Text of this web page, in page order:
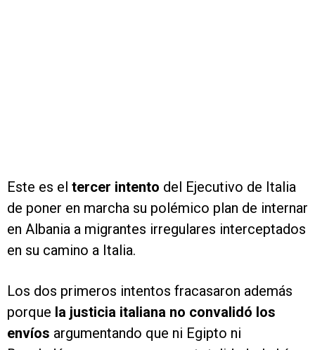
Este es el tercer intento del Ejecutivo de Italia
de poner en marcha su polémico plan de internar
en Albania a migrantes irregulares interceptados
en su camino a Italia.
Los dos primeros intentos fracasaron además
porque la justicia italiana no convalidó los
envíos argumentando que ni Egipto ni